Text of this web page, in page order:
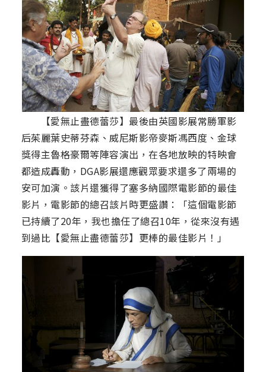
【愛無止盡德蕾莎】最後由英國影展常勝軍影
后茱麗葉史蒂芬森、威尼斯影帝麥斯馮西度、金球
獎得主魯格豪爾等陣容演出，在各地放映的特映會
都造成轟動，DGA影展還應觀眾要求還多了兩場的
安可加演。該片還獲得了塞多納國際電影節的最佳
影片，電影節的總召該片時更盛讚：「這個電影節
已持續了20年，我也擔任了總召10年，從來沒有遇
到過比【愛無止盡德蕾莎】更棒的最佳影片！」